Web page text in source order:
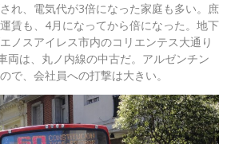
れ、電気代が3倍になった家庭も多い。庶
賃も、4月になってから倍になった。地下
ノスアイレス市内のコリエンテス大通り
両は、丸ノ内線の中古だ。アルゼンチン
で、会社員への打撃は大きい。